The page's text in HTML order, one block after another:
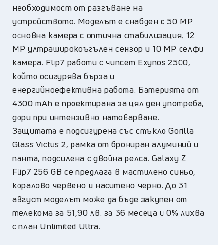
необходимост от разгъване на
устройството. Моделът е снабден с 50 MP
основна камера с оптична стабилизация, 12
MP ултраширокоъгълен сензор и 10 MP селфи
камера. Flip7 работи с чипсет Exynos 2500,
който осигурява бърза и
енергийноефективна работа. Батерията от
4300 mAh е проектирана за цял ден употреба,
дори при интензивно натоварване.
Защитата е подсигурена със стъкло Gorilla
Glass Victus 2, рамка от брониран алуминий и
панта, подсилена с двойна релса. Galaxy Z
Flip7 256 GB се предлага в мастилено синьо,
коралово червено и наситено черно. До 31
август моделът може да бъде закупен от
телекома за 51,90 лв. за 36 месеца и 0% лихва
с план Unlimited Ultra.